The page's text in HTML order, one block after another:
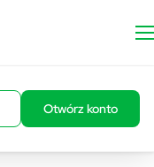
Otwórz konto